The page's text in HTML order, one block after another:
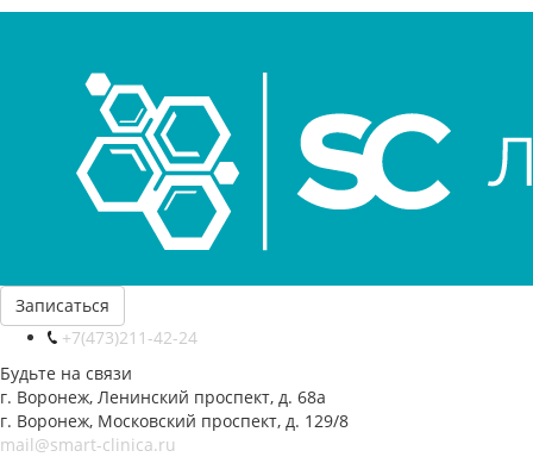
Записаться
+7(473)211-42-24
Будьте на связи
г. Воронеж, Ленинский проспект, д. 68а
г. Воронеж, Московский проспект, д. 129/8
mail@smart-clinica.ru